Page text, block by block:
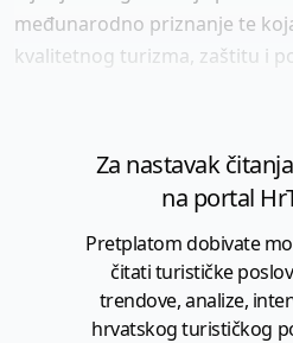
međunarodno priznanje te
kvalitetnog turizma, zaštitu i
Za nastavak
na portal
Pretplatom dobivate
čitati turističke
trendove, analize,
hrvatskog turističkog